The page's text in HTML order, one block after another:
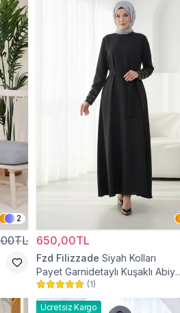
2
650,00TL
Fzd Filizzade Siyah Kolları
Payet Garnidetaylı Kuşaklı Abiye
Elbise
(1)
Ücretsiz Kargo